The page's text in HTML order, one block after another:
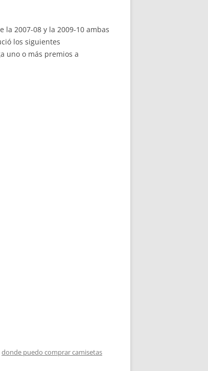
la 2007-08 y la 2009-10 ambas
los siguientes
uno o más premios a
donde puedo comprar camisetas